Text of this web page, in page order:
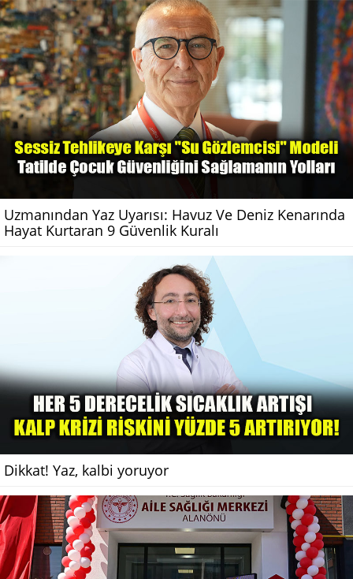
Uzmanından Yaz Uyarısı: Havuz Ve Deniz Kenarında
Hayat Kurtaran 9 Güvenlik Kuralı
Dikkat! Yaz, kalbi yoruyor